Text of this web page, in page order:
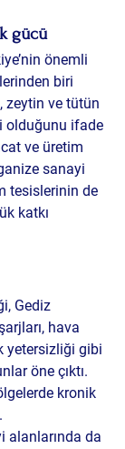
gücü
önemli
biri
zeytin ve tütün
olduğunu ifade
ve üretim
sanayi
tesislerinin de
katkı
Gediz
hava
yetersizliği gibi
öne çıktı.
kronik
alanlarında da